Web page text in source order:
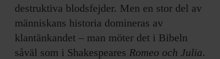
destruktiva blodsfejder. Men en stor del av
människans historia domineras av
klantänkandet – man möter det i Bibeln
såväl som i Shakespeares Romeo och Julia.